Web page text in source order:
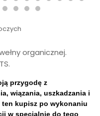
organicznej.
przygodę z
wiązania, uszkadzania i
kupisz po wykonaniu
w specjalnie do tego